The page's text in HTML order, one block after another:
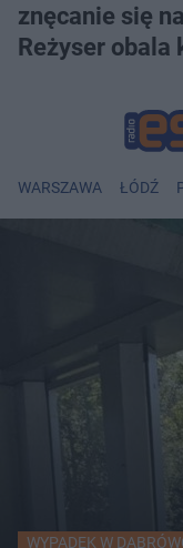
znęcanie się
Reżyser obala
WARSZAWA ŁÓDŹ
WYPADEK W